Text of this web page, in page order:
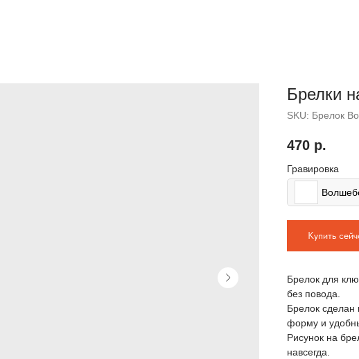
Брелки
SKU: Брелок
470 р.
Гравировка
Купить
Брелок для
без повода.
Брелок сделан
форму и
Рисунок на
навсегда.